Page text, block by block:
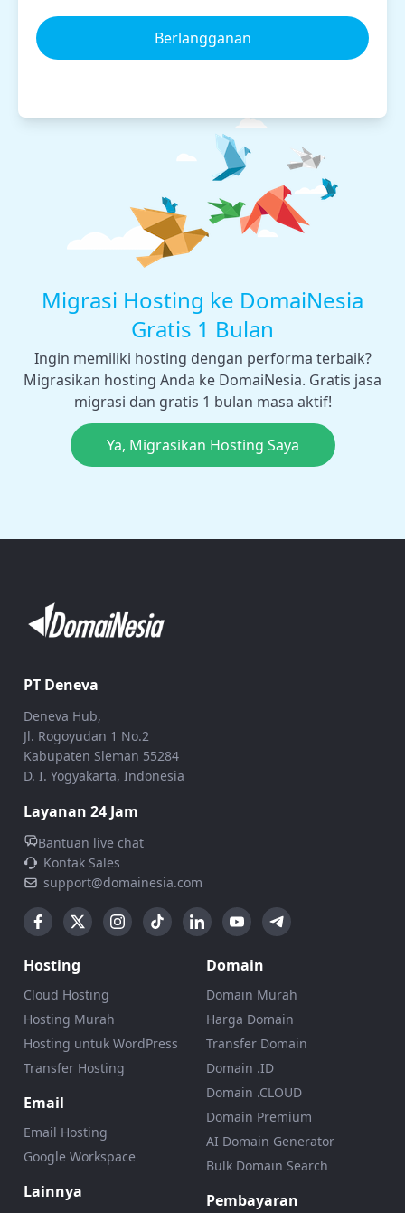
Berlangganan
Migrasi Hosting ke DomaiNesia
Gratis 1 Bulan
Ingin memiliki hosting dengan performa terbaik?
Migrasikan hosting Anda ke DomaiNesia. Gratis jasa
migrasi dan gratis 1 bulan masa aktif!
Ya, Migrasikan Hosting Saya
PT Deneva
Deneva Hub,
Jl. Rogoyudan 1 No.2
Kabupaten Sleman 55284
D. I. Yogyakarta, Indonesia
Layanan 24 Jam
Bantuan live chat
Kontak Sales
support@domainesia.com
Hosting
Cloud Hosting
Hosting Murah
Hosting untuk WordPress
Transfer Hosting
Email
Email Hosting
Google Workspace
Lainnya
Domain
Domain Murah
Harga Domain
Transfer Domain
Domain .ID
Domain .CLOUD
Domain Premium
AI Domain Generator
Bulk Domain Search
Pembayaran